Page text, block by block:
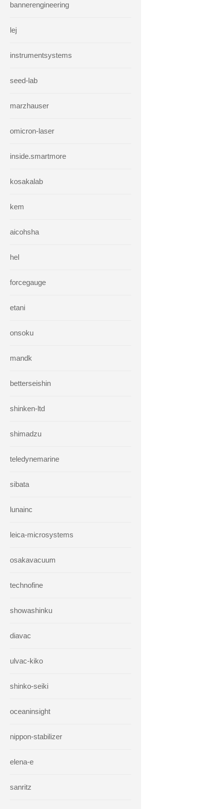
bannerengineering
lej
instrumentsystems
seed-lab
marzhauser
omicron-laser
inside.smartmore
kosakalab
kem
aicohsha
hel
forcegauge
etani
onsoku
mandk
betterseishin
shinken-ltd
shimadzu
teledynemarine
sibata
lunainc
leica-microsystems
osakavacuum
technofine
showashinku
diavac
ulvac-kiko
shinko-seiki
oceaninsight
nippon-stabilizer
elena-e
sanritz